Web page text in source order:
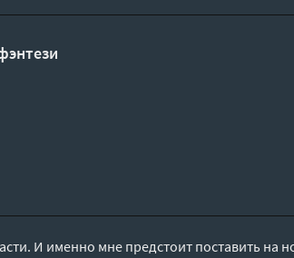
И именно мне предстоит поставить на